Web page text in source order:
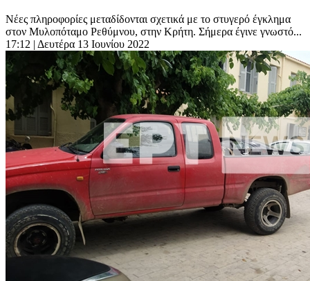
Νέες πληροφορίες μεταδίδονται σχετικά με το στυγερό έγκλημα
στον Μυλοπόταμο Ρεθύμνου, στην Κρήτη. Σήμερα έγινε γνωστό...
17:12 | Δευτέρα 13 Ιουνίου 2022